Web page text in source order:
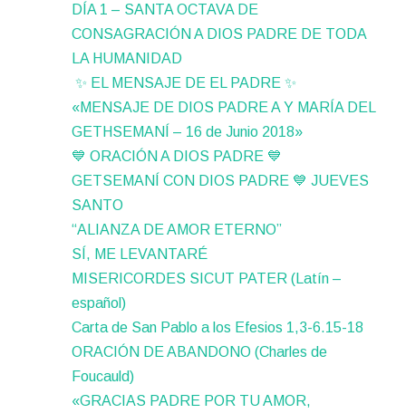
DÍA 1 – SANTA OCTAVA DE
CONSAGRACIÓN A DIOS PADRE DE TODA
LA HUMANIDAD
✨ EL MENSAJE DE EL PADRE ✨
«MENSAJE DE DIOS PADRE A Y MARÍA DEL
GETHSEMANÍ – 16 de Junio 2018»
💙 ORACIÓN A DIOS PADRE 💙
GETSEMANÍ CON DIOS PADRE 💙 JUEVES
SANTO
“ALIANZA DE AMOR ETERNO”
SÍ, ME LEVANTARÉ
MISERICORDES SICUT PATER (Latín –
español)
Carta de San Pablo a los Efesios 1,3-6.15-18
ORACIÓN DE ABANDONO (Charles de
Foucauld)
«GRACIAS PADRE POR TU AMOR,